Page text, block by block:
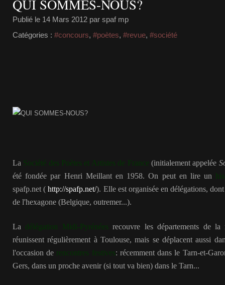
QUI SOMMES-NOUS?
Publié le 14 Mars 2012 par spaf mp
Catégories : #concours, #poètes, #revue, #société
La Société des Poètes et Artistes de France (initialement appelée
été fondée par Henri Meillant en 1958. On peut en lire un
spafp.net (http://spafp.net/). Elle est organisée en délégations,
de l'hexagone (Belgique, outremer...).
La délégation Midi-Pyrénées recouvre les départements de
réunissent régulièrement à Toulouse, mais se déplacent aussi
l'occasion de rencontres festives: récemment dans le Tarn-et-
Gers, dans un proche avenir (si tout va bien) dans le Tarn...